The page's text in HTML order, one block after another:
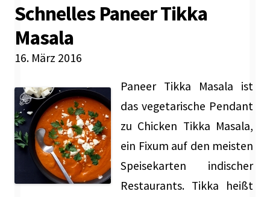
Schnelles Paneer Tikka
Masala
16. März 2016
Paneer Tikka Masala ist
das vegetarische Pendant
zu Chicken Tikka Masala,
ein Fixum auf den meisten
Speisekarten indischer
Restaurants. Tikka heißt